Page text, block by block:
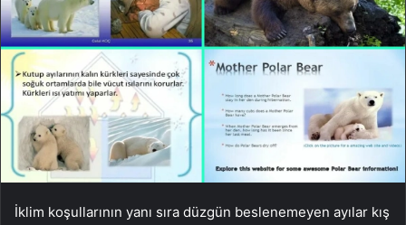
İklim koşullarının yanı sıra düzgün beslenemeyen ayılar kış